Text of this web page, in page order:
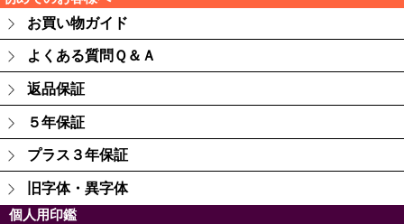
お買い物ガイド
よくある質問Ｑ＆Ａ
返品保証
５年保証
プラス３年保証
旧字体・異字体
個人用印鑑